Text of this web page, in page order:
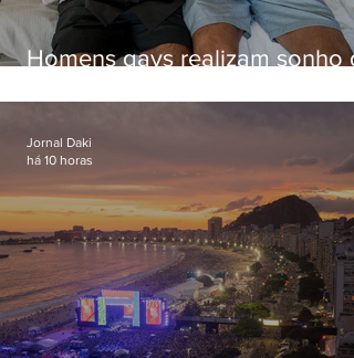
Homens gays realizam sonho
paternidade
Jornal Daki
há 10 horas